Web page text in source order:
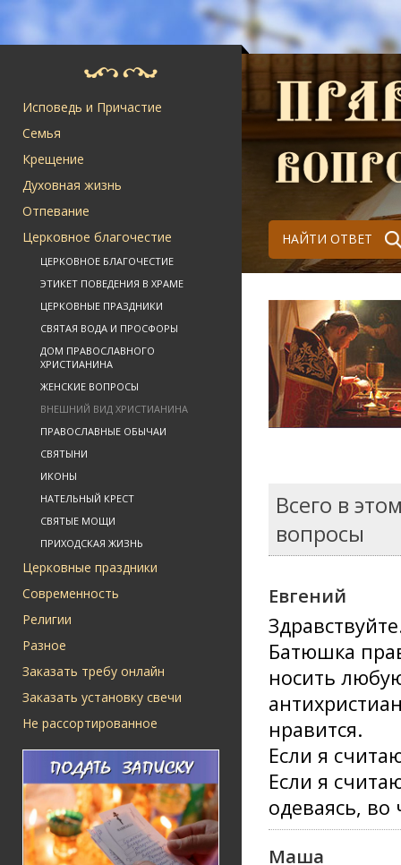
Исповедь и Причастие
Семья
Крещение
Духовная жизнь
Отпевание
Церковное благочестие
ЦЕРКОВНОЕ БЛАГОЧЕСТИЕ
ЭТИКЕТ ПОВЕДЕНИЯ В ХРАМЕ
ЦЕРКОВНЫЕ ПРАЗДНИКИ
СВЯТАЯ ВОДА И ПРОСФОРЫ
ДОМ ПРАВОСЛАВНОГО
ХРИСТИАНИНА
ЖЕНСКИЕ ВОПРОСЫ
ВНЕШНИЙ ВИД ХРИСТИАНИНА
ПРАВОСЛАВНЫЕ ОБЫЧАИ
СВЯТЫНИ
ИКОНЫ
НАТЕЛЬНЫЙ КРЕСТ
СВЯТЫЕ МОЩИ
ПРИХОДСКАЯ ЖИЗНЬ
Церковные праздники
Современность
Религии
Разное
Заказать требу онлайн
Заказать установку свечи
Не рассортированное
НАЙТИ ОТВЕТ
Всего в
вопросы
Евгений
Батюшка
носить
нравится.
Если я
Если я
одеваясь,
Маша